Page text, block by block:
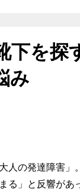
下を
み
の発達障害」。
る」と反響が